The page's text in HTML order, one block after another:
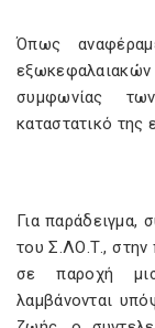
Όπως
συμφωνίας
καταστατικό της
Για
του Σ.ΛΟ.Τ., στην
σε παροχή
λαμβάνονται